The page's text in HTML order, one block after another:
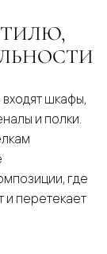
шкафы,
и полки.
где
и перетекает